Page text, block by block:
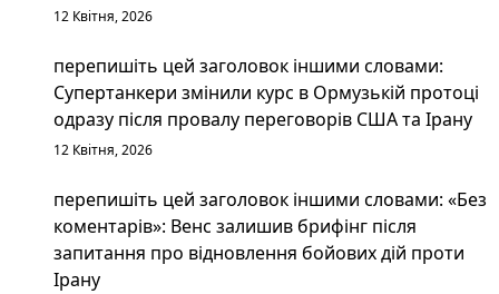
12 Квітня, 2026
перепишіть цей заголовок іншими словами:
Супертанкери змінили курс в Ормузькій протоці
одразу після провалу переговорів США та Ірану
12 Квітня, 2026
перепишіть цей заголовок іншими словами: «Без
коментарів»: Венс залишив брифінг після
запитання про відновлення бойових дій проти
Ірану